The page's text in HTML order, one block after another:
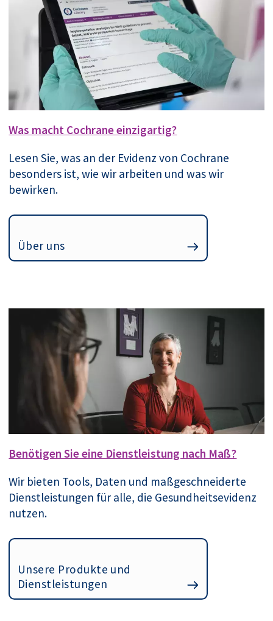
Was macht Cochrane einzigartig?
Lesen Sie, was an der Evidenz von Cochrane
besonders ist, wie wir arbeiten und was wir
bewirken.
Über uns
Benötigen Sie eine Dienstleistung nach Maß?
Wir bieten Tools, Daten und maßgeschneiderte
Dienstleistungen für alle, die Gesundheitsevidenz
nutzen.
Unsere Produkte und
Dienstleistungen